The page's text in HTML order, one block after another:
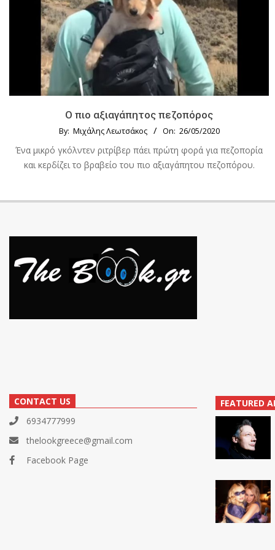
Ο πιο αξιαγάπητος πεζοπόρος
By: Μιχάλης Λεωτσάκος On: 26/05/2020
Ένα μικρό γκόλντεν ριτρίβερ πάει πρώτη φορά για πεζοπορία
και κερδίζει το βραβείο του πιο αξιαγάπητου πεζοπόρου.
CONTACT US
6934777999
thelookgreece@gmail.com
Facebook Page
FEATURED